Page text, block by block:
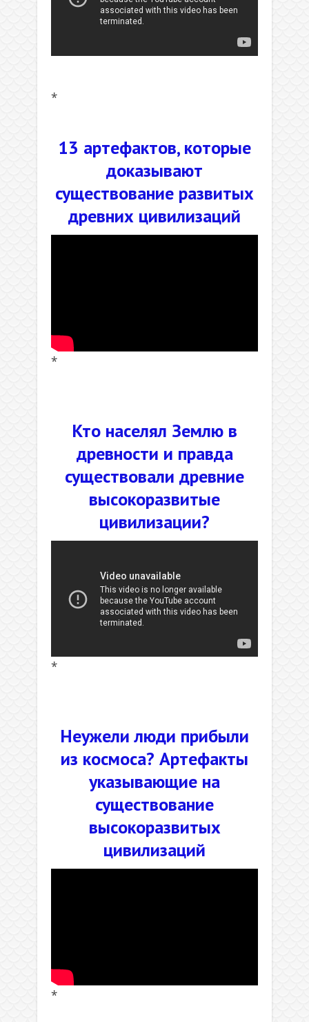
*
13 артефактов, которые
доказывают
существование развитых
древних цивилизаций
*
Кто населял Землю в
древности и правда
существовали древние
высокоразвитые
цивилизации?
*
Неужели люди прибыли
из космоса? Артефакты
указывающие на
существование
высокоразвитых
цивилизаций
*